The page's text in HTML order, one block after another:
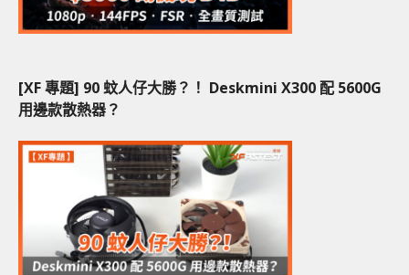
[XF 專題] 90 蚊人仔大勝？！ Deskmini X300 配 5600G
用邊款散熱器？